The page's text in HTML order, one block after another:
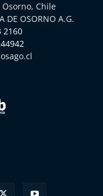
Chile
DE OSORNO A.G.
2160